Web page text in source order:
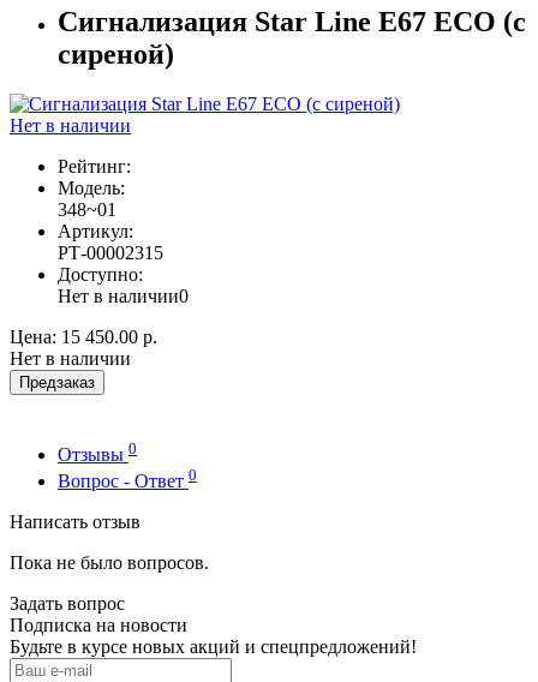
Сигнализация Star Line E67 ECO (с
сиреной)
Нет в наличии
Рейтинг:
Модель:
348~01
Артикул:
РТ-00002315
Доступно:
Нет в наличии0
Цена: 15 450.00 р.
Нет в наличии
Предзаказ
Отзывы 0
Вопрос - Ответ 0
Написать отзыв
Пока не было вопросов.
Задать вопрос
Подписка на новости
Будьте в курсе новых акций и спецпредложений!